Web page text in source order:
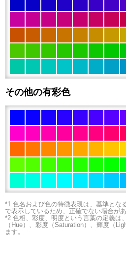
その他の有彩色
*1 色名および色の特徴表現は、基準とな
で表示しているため、正確でない場合があ
*2 色相、彩度、明度という言葉の定義は、
（Hue）、彩度（Saturation）、輝度（
ます。